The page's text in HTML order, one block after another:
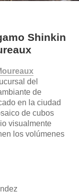
Shinkin
del
de
en la ciudad
de cubos
visualmente
los volúmenes
author/alberto-